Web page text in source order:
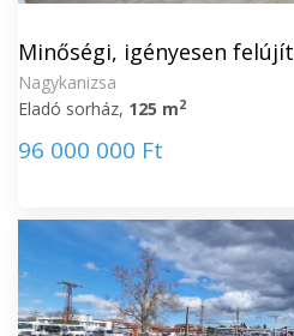
Minőségi, igényesen
Nagykanizsa
Eladó sorház, 125 m2
96 000 000 Ft